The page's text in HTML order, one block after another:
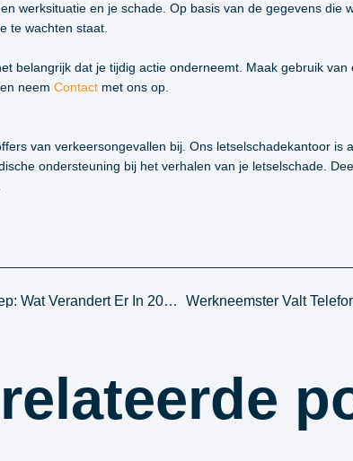
werksituatie en je schade. Op basis van de gegevens die
te wachten staat.
belangrijk dat je tijdig actie onderneemt. Maak gebruik van
neem Contact met ons op.
van verkeersongevallen bij. Ons letselschadekantoor is
ondersteuning bij het verhalen van je letselschade.
Letselschade Richtlijnen Onder De Loep: Wat Verandert Er In 2026?